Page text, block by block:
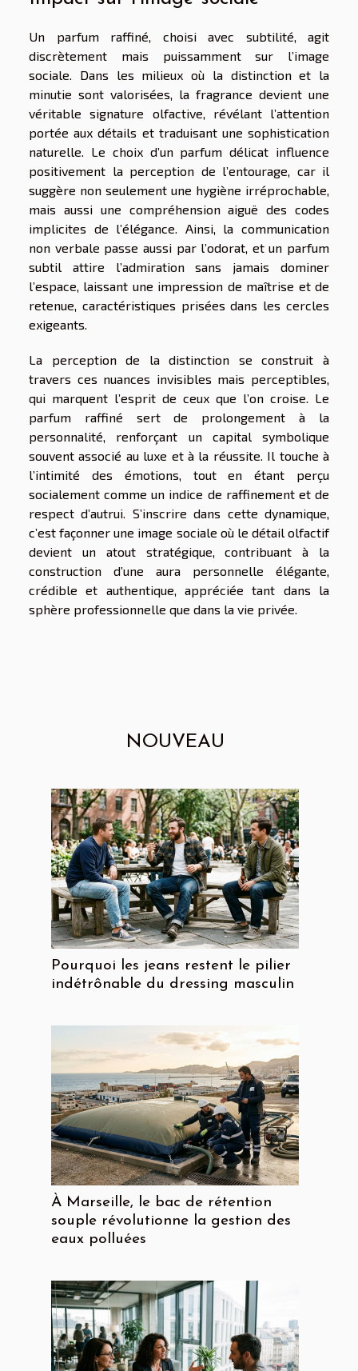
Un parfum raffiné, choisi avec subtilité, agit
discrètement mais puissamment sur l’image
sociale. Dans les milieux où la distinction et la
minutie sont valorisées, la fragrance devient une
véritable signature olfactive, révélant l’attention
portée aux détails et traduisant une sophistication
naturelle. Le choix d’un parfum délicat influence
positivement la perception de l’entourage, car il
suggère non seulement une hygiène irréprochable,
mais aussi une compréhension aiguë des codes
implicites de l’élégance. Ainsi, la communication
non verbale passe aussi par l’odorat, et un parfum
subtil attire l’admiration sans jamais dominer
l’espace, laissant une impression de maîtrise et de
retenue, caractéristiques prisées dans les cercles
exigeants.
La perception de la distinction se construit à
travers ces nuances invisibles mais perceptibles,
qui marquent l’esprit de ceux que l’on croise. Le
parfum raffiné sert de prolongement à la
personnalité, renforçant un capital symbolique
souvent associé au luxe et à la réussite. Il touche à
l’intimité des émotions, tout en étant perçu
socialement comme un indice de raffinement et de
respect d’autrui. S’inscrire dans cette dynamique,
c’est façonner une image sociale où le détail olfactif
devient un atout stratégique, contribuant à la
construction d’une aura personnelle élégante,
crédible et authentique, appréciée tant dans la
sphère professionnelle que dans la vie privée.
NOUVEAU
Pourquoi les jeans restent le pilier
indétrônable du dressing masculin
À Marseille, le bac de rétention
souple révolutionne la gestion des
eaux polluées